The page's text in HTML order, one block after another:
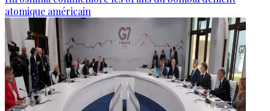
atomique américain